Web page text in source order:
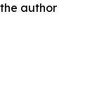
author